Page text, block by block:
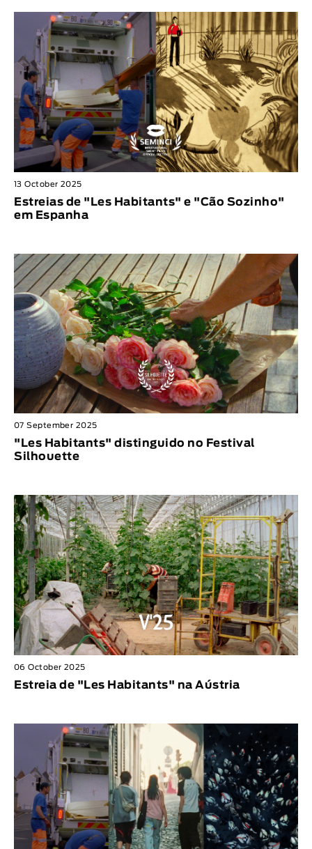
13 October 2025
Estreias de "Les Habitants" e "Cão Sozinho"
em Espanha
07 September 2025
"Les Habitants" distinguido no Festival
Silhouette
06 October 2025
Estreia de "Les Habitants" na Aústria